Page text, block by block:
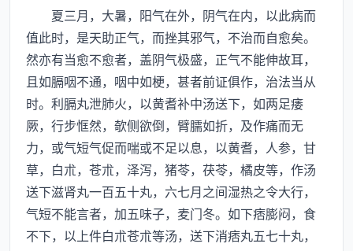
夏三月，大暑，阳气在外，阴气在内，以此病而
值此时，是天助正气，而挫其邪气，不治而自愈矣。
然亦有当愈不愈者，盖阴气极盛，正气不能伸故耳，
且如膈咽不通，咽中如梗，甚者前证俱作，治法当从
时。利膈丸泄肺火，以黄耆补中汤送下，如两足痿
厥，行步恇然，欹侧欲倒，臂臑如折，及作痛而无
力，或气短气促而喘或不足以息，以黄耆，人参，甘
草，白朮，苍朮，泽泻，猪苓，茯苓，橘皮等，作汤
送下滋肾丸一百五十丸，六七月之间湿热之令大行，
气短不能言者，加五味子，麦门冬。如下痞膨闷，食
不下，以上件白朮苍朮等汤，送下消痞丸五七十丸，